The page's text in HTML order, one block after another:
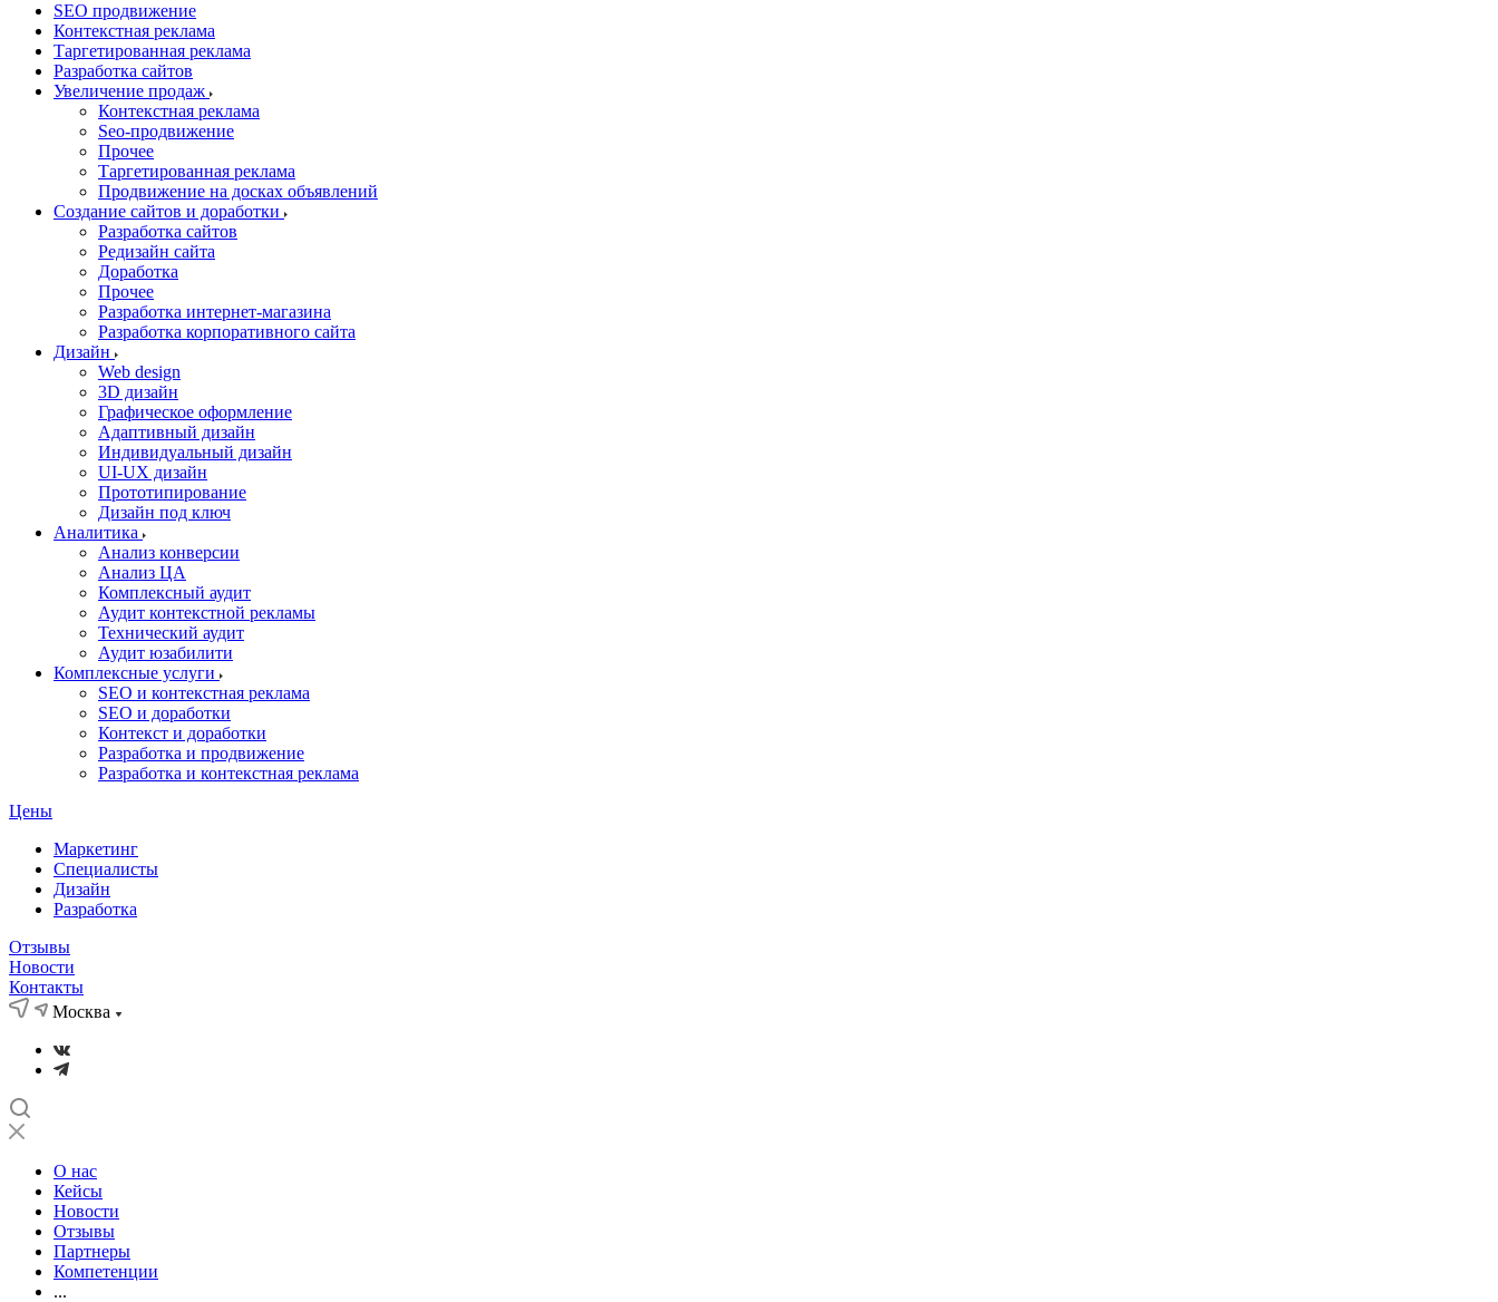
SEO продвижение
Контекстная реклама
Таргетированная реклама
Разработка сайтов
Увеличение продаж
Контекстная реклама
Seo-продвижение
Прочее
Таргетированная реклама
Продвижение на досках объявлений
Создание сайтов и доработки
Разработка сайтов
Редизайн сайта
Доработка
Прочее
Разработка интернет-магазина
Разработка корпоративного сайта
Дизайн
Web design
3D дизайн
Графическое оформление
Адаптивный дизайн
Индивидуальный дизайн
UI‑UX дизайн
Прототипирование
Дизайн под ключ
Аналитика
Анализ конверсии
Анализ ЦА
Комплексный аудит
Аудит контекстной рекламы
Технический аудит
Аудит юзабилити
Комплексные услуги
SEO и контекстная реклама
SEO и доработки
Контекст и доработки
Разработка и продвижение
Разработка и контекстная реклама
Цены
Маркетинг
Специалисты
Дизайн
Разработка
Отзывы
Новости
Контакты
Москва
О нас
Кейсы
Новости
Отзывы
Партнеры
Компетенции
...